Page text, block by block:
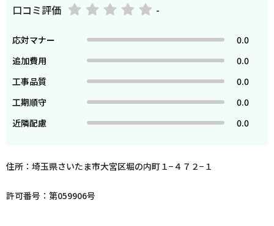
口コミ評価 -
応対マナー
0.0
追加費用
0.0
工事品質
0.0
工期順守
0.0
近隣配慮
0.0
住所：埼玉県さいたま市大宮区堀の内町１−４７２−１
許可番号：第059906号